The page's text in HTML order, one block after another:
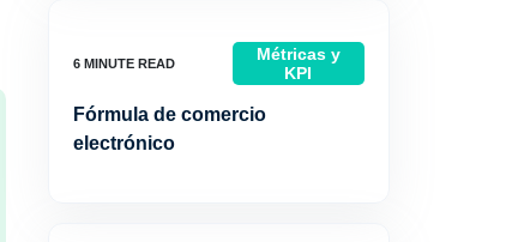
Métricas y
KPI
Fórmula de comercio
electrónico